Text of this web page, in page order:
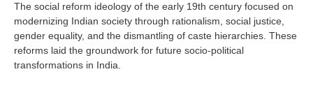
The social reform ideology of the early 19th century focused on
modernizing Indian society through rationalism, social justice,
gender equality, and the dismantling of caste hierarchies. These
reforms laid the groundwork for future socio-political
transformations in India.